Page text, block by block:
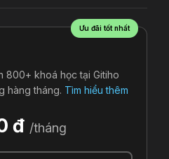
Ưu đãi tốt nhất
800+ khoá học tại Gitiho
hàng tháng. Tìm hiểu thêm
đ /tháng